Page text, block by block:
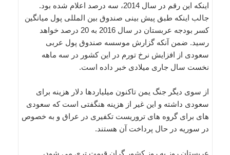
اینکه این رقم در سال 2014، سه درصد اعلام شده بود.
جالب اینکه طبق پیش بینی صندوق بین المللی پول میانگین
کسر بودجه عربستان در سال 2016 به 20 درصد خواهد
رسید. ضمن آنکه گزارش موسسه صندوق پول عربی
سعودی از افزایش نرخ تورم در این کشور در سه ماهه
نخست سال جاری میلادی خبر داده است.
از سوی دیگر جنگ یمن تاکنون میلیاردها دلار هزینه برای
سعودی داشته و این غیر از هزینه هنگفتی است که سعودی
های برای گروه های تروریست تکفیری در عراق و به خصوص
در سوریه در حال پرداخت آن هستند.
عربستان روز به روز کشور گران قیمت تری می شود،